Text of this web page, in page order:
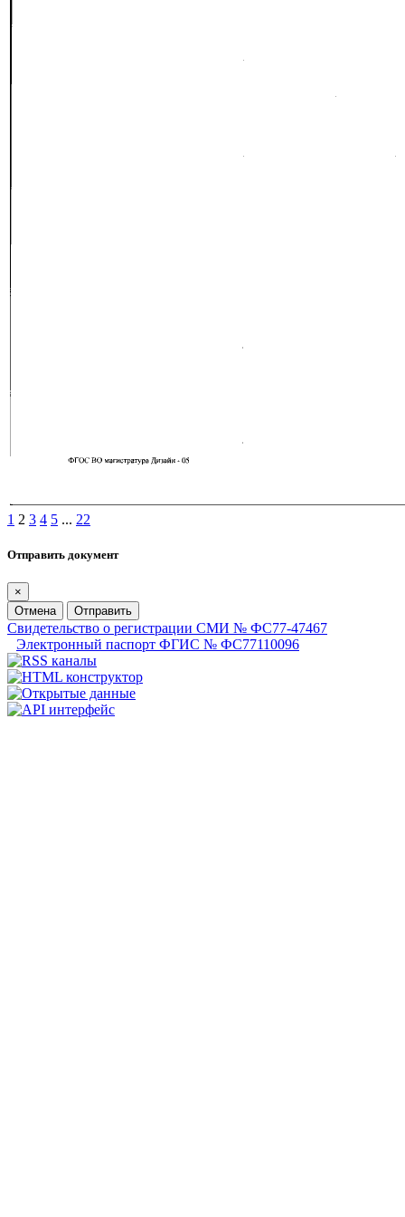
1 2 3 4 5 ... 22
Отправить документ
×
Отмена
Отправить
Свидетельство о регистрации СМИ № ФС77-47467
Электронный паспорт ФГИС № ФС77110096